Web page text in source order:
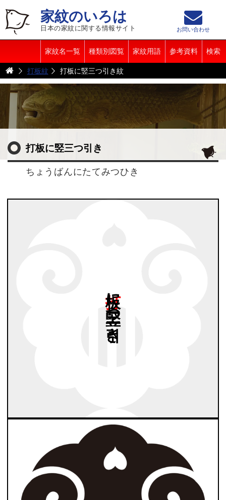
家紋のいろは
日本の家紋に関する情報サイト
家紋名一覧 種類別図覧 家紋用語 参考資料 検索
お問い合わせ
打板紋 打板に竪三つ引き紋
打板に竪三つ引き
ちょうばんにたてみつひき
引き